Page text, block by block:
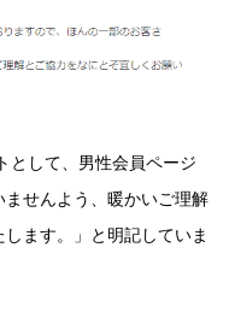
として、男性会員ページ
せんよう、暖かいご理解
ます。」と明記していま